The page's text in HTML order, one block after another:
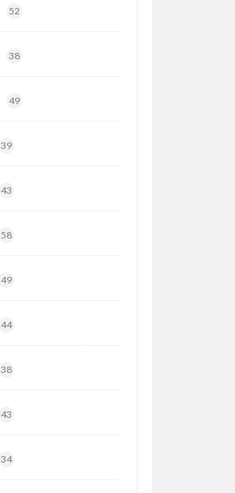
52
38
49
39
43
58
49
44
38
43
34